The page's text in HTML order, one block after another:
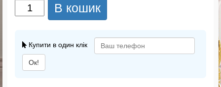
В кошик
Купити в один клік
Ок!